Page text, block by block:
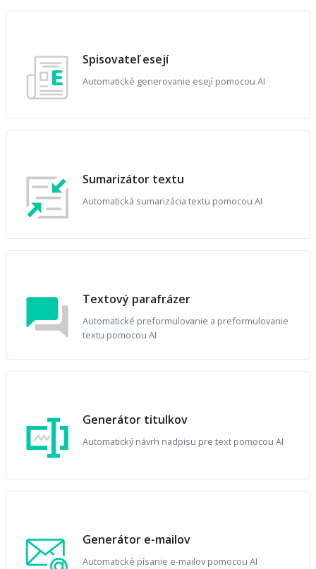
Spisovateľ esejí
Automatické generovanie esejí pomocou AI
Sumarizátor textu
Automatická sumarizácia textu pomocou AI
Textový parafrázer
Automatické preformulovanie a preformulovanie
textu pomocou AI
Generátor titulkov
Automatický návrh nadpisu pre text pomocou AI
Generátor e-mailov
Automatické písanie e-mailov pomocou AI